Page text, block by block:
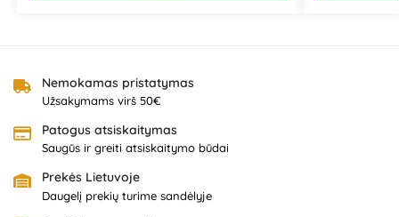
Nemokamas pristatymas
Užsakymams virš 50€
Patogus atsiskaitymas
Saugūs ir greiti atsiskaitymo būdai
Prekės Lietuvoje
Daugelį prekių turime sandėlyje